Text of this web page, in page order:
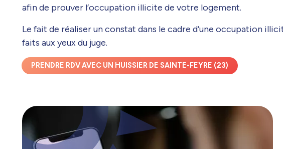
afin de prouver l’occupation illicite de votre logement.
Le fait de réaliser un constat dans le cadre d’une occupation
faits aux yeux du juge.
PRENDRE RDV AVEC UN HUISSIER DE SAINTE-FEYRE (23)